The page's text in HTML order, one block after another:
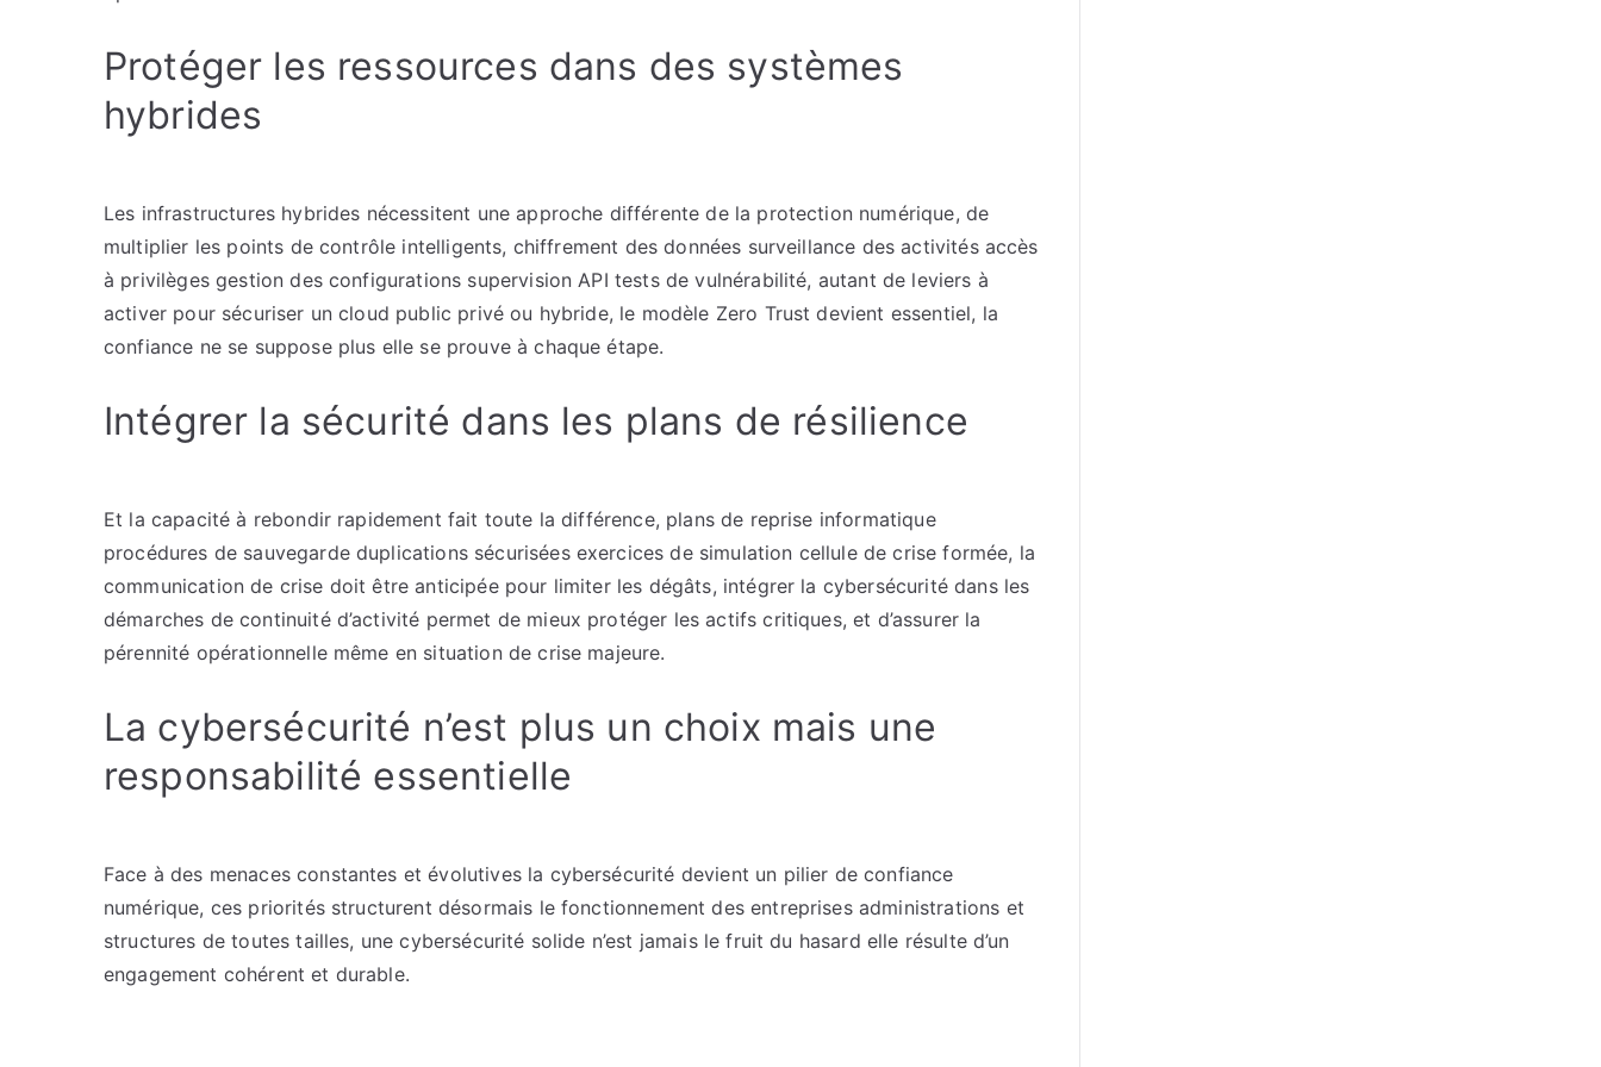
Protéger les ressources dans des systèmes
hybrides
Les infrastructures hybrides nécessitent une approche différente de la protection numérique, de
multiplier les points de contrôle intelligents, chiffrement des données surveillance des activités accès
à privilèges gestion des configurations supervision API tests de vulnérabilité, autant de leviers à
activer pour sécuriser un cloud public privé ou hybride, le modèle Zero Trust devient essentiel, la
confiance ne se suppose plus elle se prouve à chaque étape.
Intégrer la sécurité dans les plans de résilience
Et la capacité à rebondir rapidement fait toute la différence, plans de reprise informatique
procédures de sauvegarde duplications sécurisées exercices de simulation cellule de crise formée, la
communication de crise doit être anticipée pour limiter les dégâts, intégrer la cybersécurité dans les
démarches de continuité d’activité permet de mieux protéger les actifs critiques, et d’assurer la
pérennité opérationnelle même en situation de crise majeure.
La cybersécurité n’est plus un choix mais une
responsabilité essentielle
Face à des menaces constantes et évolutives la cybersécurité devient un pilier de confiance
numérique, ces priorités structurent désormais le fonctionnement des entreprises administrations et
structures de toutes tailles, une cybersécurité solide n’est jamais le fruit du hasard elle résulte d’un
engagement cohérent et durable.